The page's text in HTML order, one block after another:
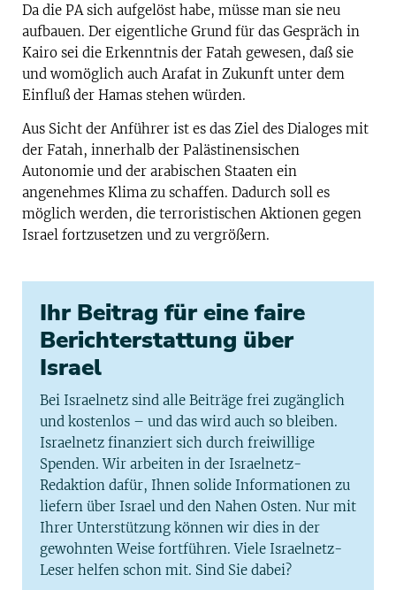
Da die PA sich aufgelöst habe, müsse man sie neu
aufbauen. Der eigentliche Grund für das Gespräch in
Kairo sei die Erkenntnis der Fatah gewesen, daß sie
und womöglich auch Arafat in Zukunft unter dem
Einfluß der Hamas stehen würden.
Aus Sicht der Anführer ist es das Ziel des Dialoges mit
der Fatah, innerhalb der Palästinensischen
Autonomie und der arabischen Staaten ein
angenehmes Klima zu schaffen. Dadurch soll es
möglich werden, die terroristischen Aktionen gegen
Israel fortzusetzen und zu vergrößern.
Ihr Beitrag für eine faire
Berichterstattung über
Israel
Bei Israelnetz sind alle Beiträge frei zugänglich
und kostenlos – und das wird auch so bleiben.
Israelnetz finanziert sich durch freiwillige
Spenden. Wir arbeiten in der Israelnetz-
Redaktion dafür, Ihnen solide Informationen zu
liefern über Israel und den Nahen Osten. Nur mit
Ihrer Unterstützung können wir dies in der
gewohnten Weise fortführen. Viele Israelnetz-
Leser helfen schon mit. Sind Sie dabei?